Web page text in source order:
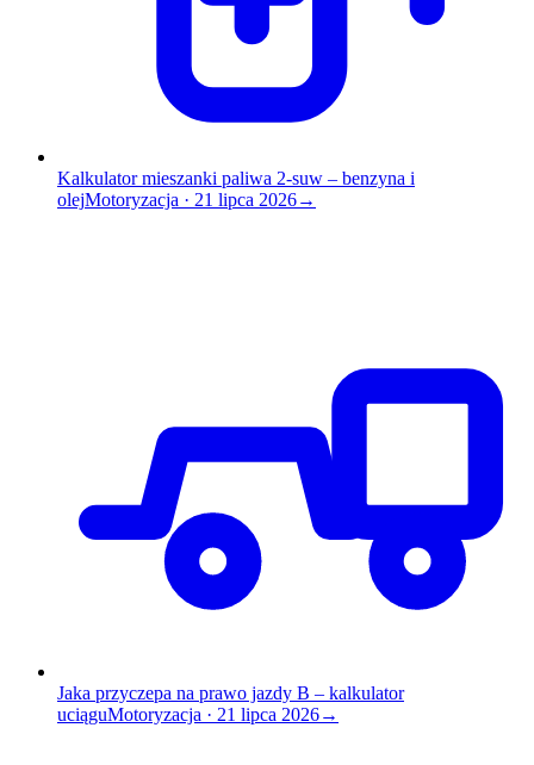
Kalkulator mieszanki paliwa 2-suw – benzyna i
olejMotoryzacja · 21 lipca 2026→
Jaka przyczepa na prawo jazdy B – kalkulator
uciąguMotoryzacja · 21 lipca 2026→